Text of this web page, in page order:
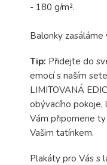
- 180 g/m².
Balonky zasáláme
Tip: Přidejte do
emocí s naším
LIMITOVANÁ
obývacího pokoje,
Vám připomene ty
Vašim tatínkem.
Plakáty pro Vás s